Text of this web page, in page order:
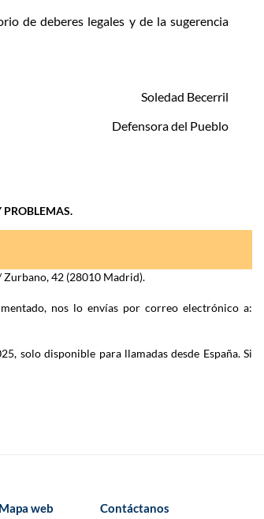
de deberes legales y de la sugerencia
Soledad Becerril
Defensora del Pueblo
PROBLEMAS.
Zurbano, 42 (28010 Madrid).
nos lo envías por correo electrónico a:
solo disponible para llamadas desde España. Si
Mapa web Contáctanos